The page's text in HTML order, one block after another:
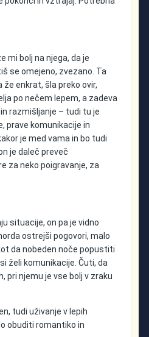
mi bolj na njega, da je
se omejeno, zvezano. Ta
enkrat, šla preko ovir,
po nečem lepem, a zadeva
razmišljanje – tudi tu je
prave komunikacije in
je med vama in bo tudi
je daleč preveč
za neko poigravanje, za
situacije, on pa je vidno
ostrejši pogovori, malo
da nobeden noče popustiti
želi komunikacije. Čuti, da
pri njemu je vse bolj v zraku
tudi uživanje v lepih
obuditi romantiko in